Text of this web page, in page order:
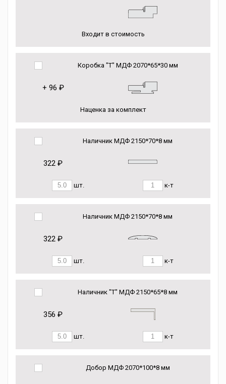
Входит в стоимость
Коробка "Т" МДФ 2070*65*30 мм
+ 96 ₽
Наценка за комплект
Наличник МДФ 2150*70*8 мм
322 ₽
шт. к-т
Наличник МДФ 2150*70*8 мм
322 ₽
шт. к-т
Наличник "Т" МДФ 2150*65*8 мм
356 ₽
шт. к-т
Добор МДФ 2070*100*8 мм